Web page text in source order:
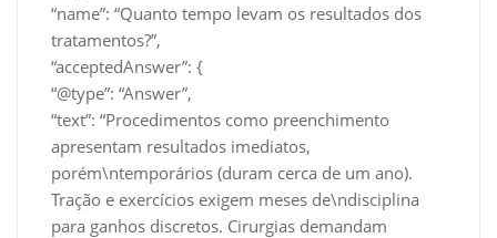
“name”: “Quanto tempo levam os resultados dos
tratamentos?”,
“acceptedAnswer”: {
“@type”: “Answer”,
“text”: “Procedimentos como preenchimento
apresentam resultados imediatos,
porém\ntemporários (duram cerca de um ano).
Tração e exercícios exigem meses de\ndisciplina
para ganhos discretos. Cirurgias demandam